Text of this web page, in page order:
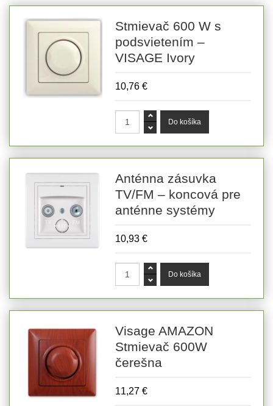
Stmievač 600 W s
podsvietením –
VISAGE Ivory
10,76 €
Anténna zásuvka
TV/FM – koncová pre
anténne systémy
10,93 €
Visage AMAZON
Stmievač 600W
čerešna
11,27 €